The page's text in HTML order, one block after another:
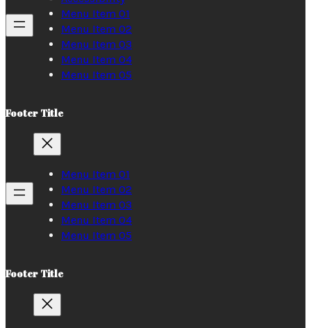
Menu Item 01
Menu Item 02
Menu Item 03
Menu Item 04
Menu Item 05
Footer Title
Menu Item 01
Menu Item 02
Menu Item 03
Menu Item 04
Menu Item 05
Footer Title